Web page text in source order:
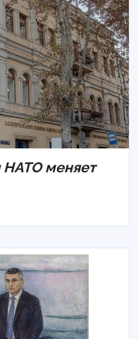
НАТО меняет